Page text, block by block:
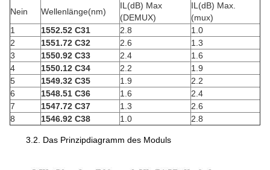
Nein Wellenlänge(nm)
IL(dB) Max
(DEMUX)
IL(dB) Max.
(mux)
1
1552.52 C31 2.8
1.0
2
1551.72 C32 2.6
1.3
3
1550.92 C33 2.4
1.6
4
1550.12 C34 2.2
1.9
5
1549.32 C35 1.9
2.2
6
1548.51 C36 1.6
2.4
7
1547.72 C37 1.3
2.6
8
1546.92 C38 1.0 2.8
3.2. Das Prinzipdiagramm des Moduls